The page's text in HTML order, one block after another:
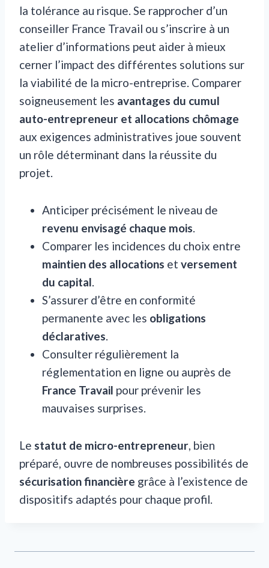
la tolérance au risque. Se rapprocher d’un
conseiller France Travail ou s’inscrire à un
atelier d’informations peut aider à mieux
cerner l’impact des différentes solutions sur
la viabilité de la micro-entreprise. Comparer
soigneusement les avantages du cumul
auto-entrepreneur et allocations chômage
aux exigences administratives joue souvent
un rôle déterminant dans la réussite du
projet.
Anticiper précisément le niveau de
revenu envisagé chaque mois.
Comparer les incidences du choix entre
maintien des allocations et versement
du capital.
S’assurer d’être en conformité
permanente avec les obligations
déclaratives.
Consulter régulièrement la
réglementation en ligne ou auprès de
France Travail pour prévenir les
mauvaises surprises.
Le statut de micro-entrepreneur, bien
préparé, ouvre de nombreuses possibilités de
sécurisation financière grâce à l’existence de
dispositifs adaptés pour chaque profil.